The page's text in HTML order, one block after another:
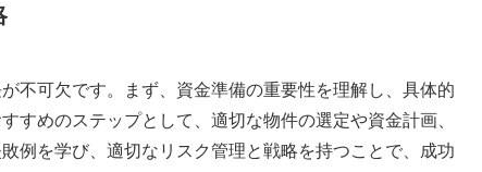
不可欠です。まず、資金準備の重要性を理解し、具体的
すめのステップとして、適切な物件の選定や資金計画、
例を学び、適切なリスク管理と戦略を持つことで、成功